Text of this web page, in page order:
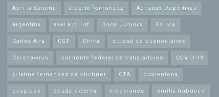
Abrí la Cancha alberto fernandez Apiladas Deportivas
argentina axel kicillof Boca Juniors Bolivia
Carlos Aira CGT China ciudad de buenos aires
Coronavirus corriente federal de trabajadores COVID-19
cristina fernandez de kirchner CTA cuarentena
despidos deuda externa elecciones emilia trabucco